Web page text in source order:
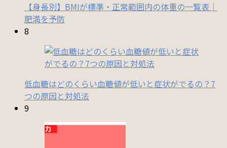
【身長別】BMIが標準・正常範囲内の体重の一覧表｜
肥満を予防
8
低血糖はどのくらい血糖値が低いと症状がでるの？7
つの原因と対処法
9